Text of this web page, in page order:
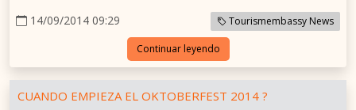
14/09/2014 09:29 Tourismembassy News
Continuar leyendo
CUANDO EMPIEZA EL OKTOBERFEST 2014 ?